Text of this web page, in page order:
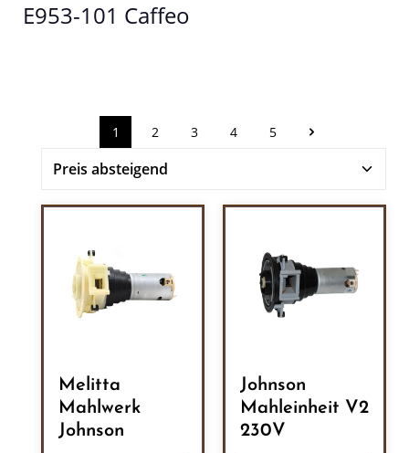
E953-101 Caffeo
Seite
1 Seite
2 Seite
3 Seite
4 Seite
5
Melitta
Mahlwerk
Johnson
Johnson
Mahleinheit V2
230V